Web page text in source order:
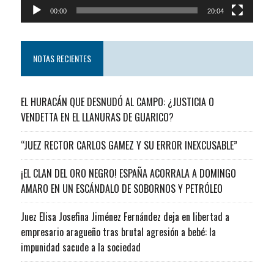
00:00 20:04
NOTAS RECIENTES
EL HURACÁN QUE DESNUDÓ AL CAMPO: ¿JUSTICIA O
VENDETTA EN EL LLANURAS DE GUARICO?
“JUEZ RECTOR CARLOS GAMEZ Y SU ERROR INEXCUSABLE”
¡EL CLAN DEL ORO NEGRO! ESPAÑA ACORRALA A DOMINGO
AMARO EN UN ESCÁNDALO DE SOBORNOS Y PETRÓLEO
Juez Elisa Josefina Jiménez Fernández deja en libertad a
empresario aragueño tras brutal agresión a bebé: la
impunidad sacude a la sociedad